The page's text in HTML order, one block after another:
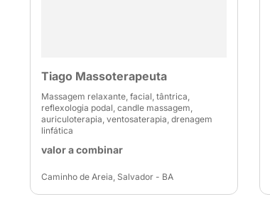
Tiago Massoterapeuta
Massagem relaxante, facial, tântrica,
reflexologia podal, candle massagem,
auriculoterapia, ventosaterapia, drenagem
linfática
valor a combinar
Caminho de Areia, Salvador - BA